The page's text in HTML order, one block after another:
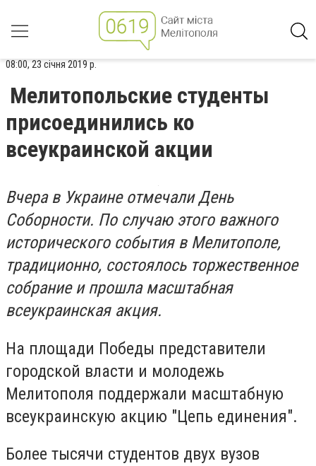
08:00, 23 січня 2019 р.
Мелитопольские студенты
присоединились ко
всеукраинской акции
Вчера в Украине отмечали День
Соборности. По случаю этого важного
исторического события в Мелитополе,
традиционно, состоялось торжественное
собрание и прошла масштабная
всеукраинская акция.
На площади Победы представители
городской власти и молодежь
Мелитополя поддержали масштабную
всеукраинскую акцию "Цепь единения".
Более тысячи студентов двух вузов